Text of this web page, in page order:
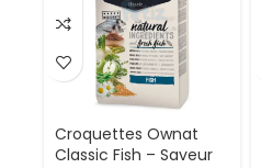
Croquettes Ownat
Classic Fish – Saveur